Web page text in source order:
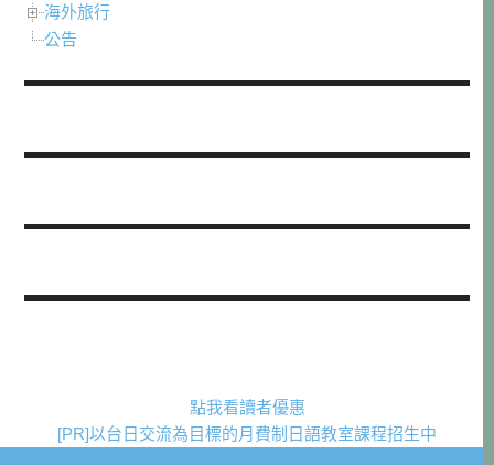
海外旅行
公告
點我看讀者優惠
[PR]以台日交流為目標的月費制日語教室課程招生中